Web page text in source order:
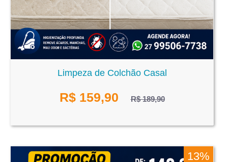
Limpeza de Colchão Casal
R$ 159,90 R$ 189,90
13%